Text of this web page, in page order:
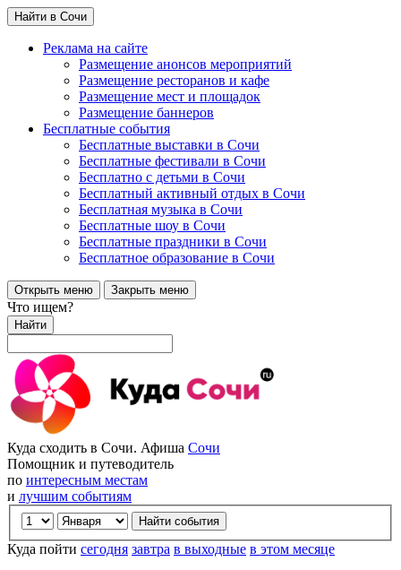
Найти в Сочи
Реклама на сайте
Размещение анонсов мероприятий
Размещение ресторанов и кафе
Размещение мест и площадок
Размещение баннеров
Бесплатные события
Бесплатные выставки в Сочи
Бесплатные фестивали в Сочи
Бесплатно с детьми в Сочи
Бесплатный активный отдых в Сочи
Бесплатная музыка в Сочи
Бесплатные шоу в Сочи
Бесплатные праздники в Сочи
Бесплатное образование в Сочи
Открыть меню Закрыть меню
Что ищем?
Найти
Куда сходить в Сочи. Афиша Сочи
Помощник и путеводитель
по интересным местам
и лучшим событиям
Куда пойти сегодня завтра в выходные в этом месяце